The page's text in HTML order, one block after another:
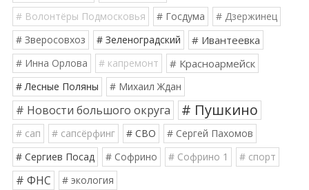
# Волонтёры Подмосковья
# Госдума
# Дзержинец
# Зверосовхоз
# Зеленоградский # Ивантеевка
# Инна Орлова # капремонт # Красноармейск
# Лесные Поляны # Михаил Ждан
# Новости большого округа # Пушкино
# сап # сапсёрфинг # СВО
# Сергей Пахомов
# Сергиев Посад
# Софрино # Софрино 1 # спорт
# ФНС # экология